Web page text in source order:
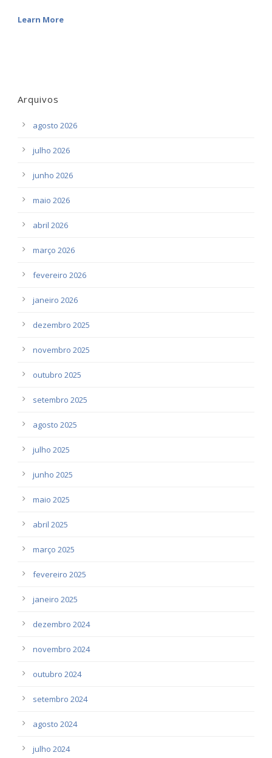
Learn More
Arquivos
agosto 2026
julho 2026
junho 2026
maio 2026
abril 2026
março 2026
fevereiro 2026
janeiro 2026
dezembro 2025
novembro 2025
outubro 2025
setembro 2025
agosto 2025
julho 2025
junho 2025
maio 2025
abril 2025
março 2025
fevereiro 2025
janeiro 2025
dezembro 2024
novembro 2024
outubro 2024
setembro 2024
agosto 2024
julho 2024